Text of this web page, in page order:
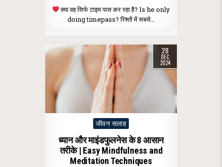
क्या वह सिर्फ टाइम पास कर रहा है? Is he only
doing timepass? रिश्तों में सबसे…
28
DEC
2024
Posted
जीवन सलाह
ध्यान और माइंडफुलनेस के 8 आसान
तरीके | Easy Mindfulness and
Meditation Techniques